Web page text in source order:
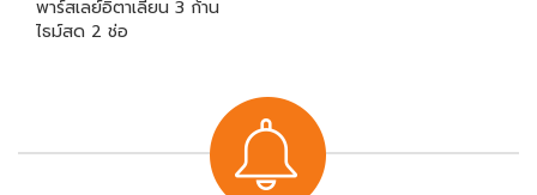
พาร์สเลย์อิตาเลียน 3 ก้าน
ไธม์สด 2 ช่อ